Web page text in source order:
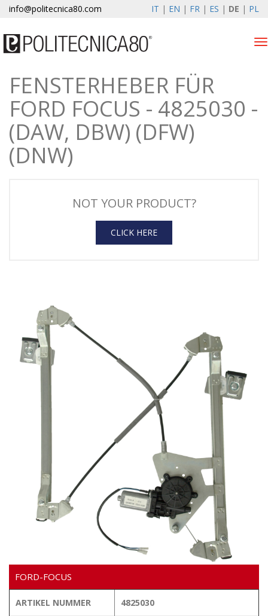
info@politecnica80.com IT | EN | FR | ES | DE | PL
venerdì 7 agosto 2026
Produkten
Registrierung
Kundenbereich
FENSTERHEBER FÜR
FORD FOCUS - 4825030 -
(DAW, DBW) (DFW)
(DNW)
NOT YOUR PRODUCT?
CLICK HERE
FORD-FOCUS
ARTIKEL NUMMER 4825030